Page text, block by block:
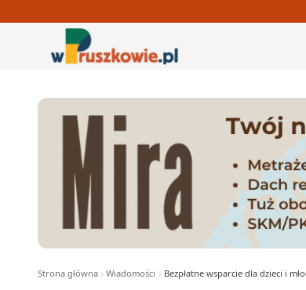
Strona główna Wiadomości Bezpłatne wsparcie dla dzieci i